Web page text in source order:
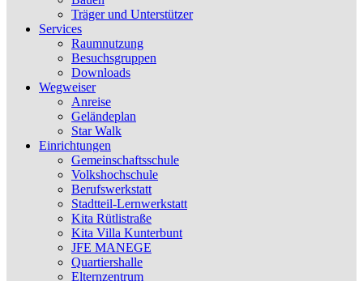
Träger und Unterstützer
Services
Raumnutzung
Besuchsgruppen
Downloads
Wegweiser
Anreise
Geländeplan
Star Walk
Einrichtungen
Gemeinschaftsschule
Volkshochschule
Berufswerkstatt
Stadtteil-Lernwerkstatt
Kita Rütlistraße
Kita Villa Kunterbunt
JFE MANEGE
Quartiershalle
Elternzentrum